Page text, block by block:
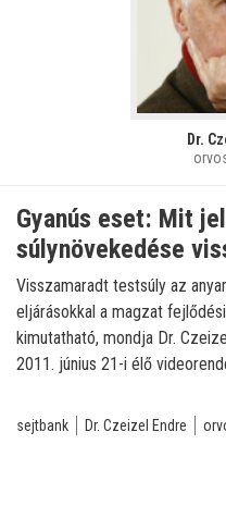
Dr.
Gyanús eset: Mit
súlynövekedése
Visszamaradt testsúly az
eljárásokkal a magzat
kimutatható, mondja Dr.
2011. június 21-i élő
sejtbank Dr. Czeizel Endre